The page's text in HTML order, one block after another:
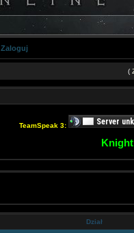
Zaloguj
(
TeamSpeak 3:
Dział